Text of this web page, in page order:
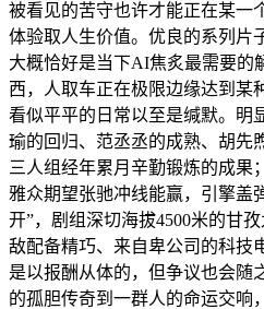
被看见的苦守也许才能正在某一
体验取人生价值。优良的系列片
大概恰好是当下AI焦炙最需要
西，人取车正在极限边缘达到某
看似平平的日常以至是缄默。明
瑜的回归、范丞丞的成熟、胡先
三人组经年累月辛勤锻炼的成果
雅众期望张驰冲线能赢，引擎盖
开”，剧组深切海拔4500米的甘
敌配备精巧、来自卑公司的科技
是以报酬从体的，但争议也会随
的孤胆传奇到一群人的命运交响